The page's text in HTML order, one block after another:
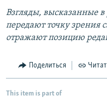
Взгляды, высказанные
передают точку зрения
отражают позицию
Поделиться
This item is part of